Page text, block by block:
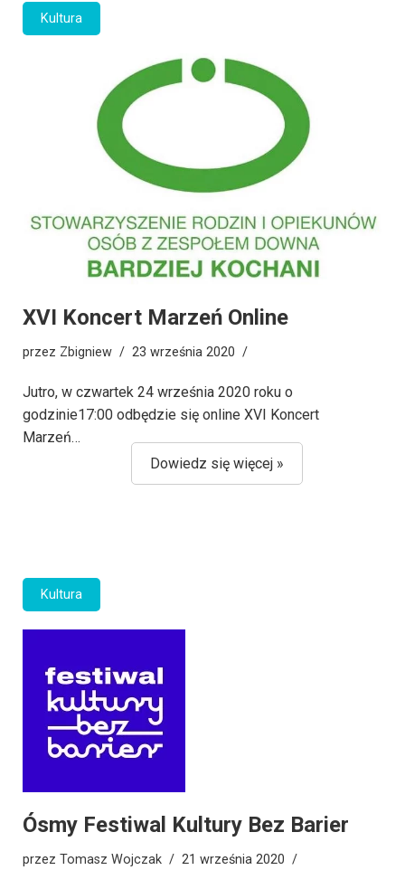
XVI Koncert Marzeń Online
przez Zbigniew 23 września 2020
Kultura
Jutro, w czwartek 24 września 2020 roku o
godzinie17:00 odbędzie się online XVI Koncert
Marzeń…
Dowiedz się więcej »
Ósmy Festiwal Kultury Bez Barier
przez Tomasz Wojczak 21 września 2020
Kultura